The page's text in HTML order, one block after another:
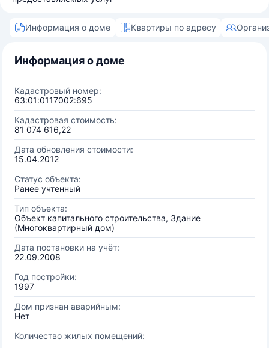
Информация о доме Квартиры по адресу
Информация о доме
Кадастровый номер:
63:01:0117002:695
Кадастровая стоимость:
81 074 616,22
Дата обновления стоимости:
15.04.2012
Статус объекта:
Ранее учтенный
Тип объекта:
Объект капитального строительства, Здание
(Многоквартирный дом)
Дата постановки на учёт:
22.09.2008
Год постройки:
1997
Дом признан аварийным:
Нет
Количество жилых помещений: